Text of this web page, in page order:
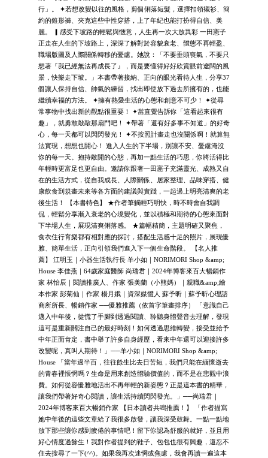
行」。 ✦若想改變以往的風格，剪個俐落短髮，選擇扣領襯衫、簡
約的錐形褲、夾克這些中性穿搭，上了年紀也能打扮得自信、美
麗。 ▎感受下坡路的輕鬆與愜意，人生再一次大放異彩 一田憲子
正走在人生的下坡路上，深深了解對於容貌衰老、體態不再輕盈、
職場版圖及人際關係轉移的憂慮。她說：「不要垂頭喪氣，不要只
想著『我已經無法再成長了』，而是要懂得好好欣賞眼前遼闊的風
景，快樂走下坡。」本書帶著接納、正向的眼光看待人生，分享37
個讓人保持自信、帥氣的練習，找出即使放下過去所擁有的，也能
繼續幸福的方法。 ✦擁有熱愛生活的心態和創意不可少！ ✦從尋
常事物中找出新的觀點很重要！ ✦當直覺告訴你「這看起來很有
趣」，就勇敢敲敲那扇門吧！ ✦帶著「還有好多事不知道」的好奇
心，每一天都可以閃閃發光！ ✦不按照計畫走也沒關係啊！就算無
法實現，想想也開心！ 進入人生的下半場，別讓不安、憂慮淹沒
你的每一天。抱持敞開的心態，再加一點生活的巧思，你將活得比
年輕時更富足也更自由。邀請你跟著一田憲子充滿靈光、成熟又自
在的生活方式，從自我成長、人際關係、居家整理、品味穿搭、健
康飲食到規畫未來等各方面的建議與實踐，一起過上明亮清爽的老
後生活！ 【本書特色】 ★作者筆觸輕巧明快，時不時會自我調
侃，輕鬆分享漸入衰老的心境變化，並以積極和期待的心態來面對
下半場人生，展現清爽俐落感。 ★篇幅精簡，主題明確又聚焦，
食衣住行育樂都有相對應的探討，搭配生活感十足的照片，展現優
雅、簡單生活，正向引領我們進入下一個生命階段。 【名人推
薦】 江明玉｜小器生活執行長 羊小如｜NORIMORI Shop &amp;
House 李佳燕｜64歲家庭醫師 尚瑞君｜2024年博客來百大暢銷作
家 林怡辰｜閱讀推廣人、作家 張美蘭（小熊媽）｜親職&amp;繪
本作家 彭菊仙｜作家 楊月娥｜資深媒體人 蘇予昕｜蘇予昕心理諮
商所所長、暢銷作家 ──優雅推薦（依首字筆畫排序） 「意識自己
邁入中年後，從慌了手腳到透過閱讀、聆聽身體聲音去理解，發現
這可是重新關注自己的最好時刻！如何透過思維轉變，接受並給予
中年正面肯定，書中舉了許多自身經歷，看來中年還可以迎接許多
改變呢，真叫人期待！」──羊小如｜NORIMORI Shop &amp;
House 「當年過半百，往往餘生比去日苦短，我們只能在緬懷逝去
的青春裡悵惘嗎？生命是用來創造體驗價值的，而不是在悲觀中浪
費。如何從容優雅地活出不再年輕的新姿態？正是這本書的精華，
讓我們帶著好奇心閱讀，讓生活持續閃閃發光。」──尚瑞君｜
2024年博客來百大暢銷作家 【日本讀者共鳴推薦！】 「作者描寫
她中年後的這些文章給了我很多啟發，讓我深受鼓舞。一點一點地
放下那些讓你感到疲倦的事情吧！留下你認為舒服的就好，並且用
好心情度過餘生！我對作者提到的鞋子、包包也很有興趣，還忍不
住去搜尋了一下(^^)。如果我再次迷惘或焦慮，我會再讀一遍這本